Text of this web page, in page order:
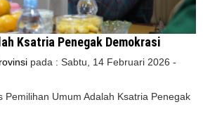
Ksatria Penegak Demokrasi
pada : Sabtu, 14 Februari 2026 -
Pemilihan Umum Adalah Ksatria Penegak